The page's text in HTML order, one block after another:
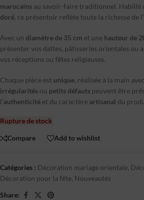
marocains au savoir-faire traditionnel. Habillé
doré, ce présentoir reflète toute la richesse de
Avec un diamètre de 35 cm et une hauteur de
présenter vos dattes, pâtisseries orientales ou
vos réceptions ou fêtes religieuses.
Chaque pièce est unique, réalisée à la main
irrégularités ou petits défauts peuvent être
l’authenticité et du caractère artisanal du
Rupture de stock
Compare Add to wishlist
Catégories : Décoration mariage orientale,
Décoration pour la fête, Nouveautés
Share: